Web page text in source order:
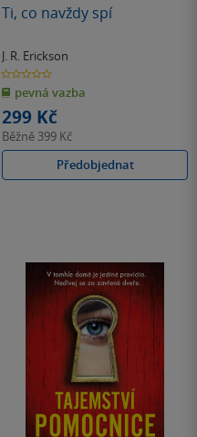
Ti, co navždy spí
J. R. Erickson
0.0
z
5
hvězdiček
pevná vazba
299 Kč
Běžně 399 Kč
Předobjednat